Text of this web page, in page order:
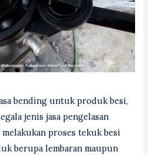
bending untuk produk besi,
jenis jasa pengelasan
melakukan proses tekuk besi
berupa lembaran maupun